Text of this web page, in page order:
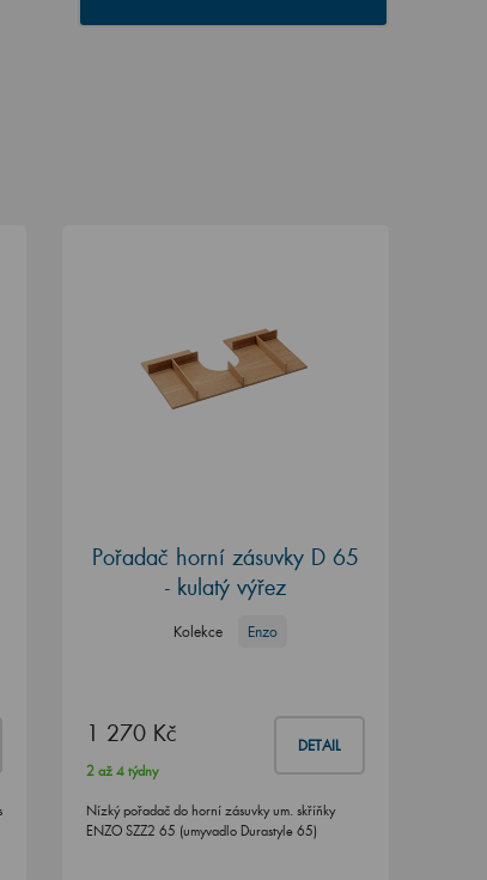
Pořadač horní zásuvky D 65
- kulatý výřez
Kolekce Enzo
1 270 Kč DETAIL
2 až 4 týdny
Nízký pořadač do horní zásuvky um. skříňky
ENZO SZZ2 65 (umyvadlo Durastyle 65)